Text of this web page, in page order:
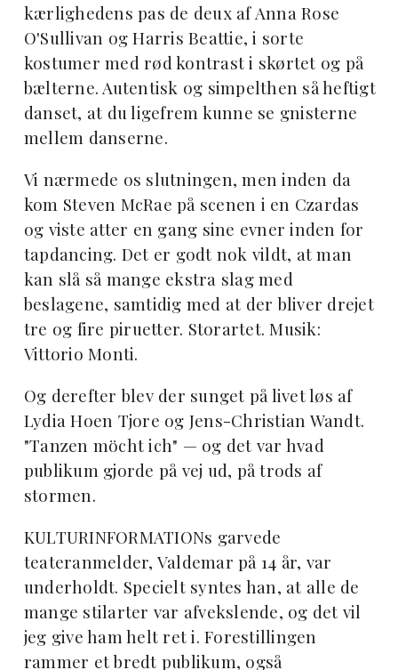
kærlighedens pas de deux af Anna Rose
O'Sullivan og Harris Beattie, i sorte
kostumer med rød kontrast i skørtet og på
bælterne. Autentisk og simpelthen så heftigt
danset, at du ligefrem kunne se gnisterne
mellem danserne.
Vi nærmede os slutningen, men inden da
kom Steven McRae på scenen i en Czardas
og viste atter en gang sine evner inden for
tapdancing. Det er godt nok vildt, at man
kan slå så mange ekstra slag med
beslagene, samtidig med at der bliver drejet
tre og fire piruetter. Storartet. Musik:
Vittorio Monti.
Og derefter blev der sunget på livet løs af
Lydia Hoen Tjore og Jens-Christian Wandt.
"Tanzen möcht ich" — og det var hvad
publikum gjorde på vej ud, på trods af
stormen.
KULTURINFORMATIONs garvede
teateranmelder, Valdemar på 14 år, var
underholdt. Specielt syntes han, at alle de
mange stilarter var afvekslende, og det vil
jeg give ham helt ret i. Forestillingen
rammer et bredt publikum, også